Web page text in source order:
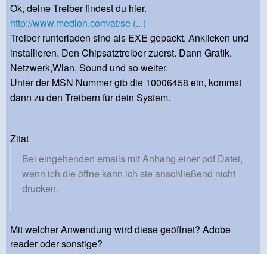
Ok, deine Treiber findest du hier.
http://www.medion.com/at/se (...)
Treiber runterladen sind als EXE gepackt. Anklicken und
installieren. Den Chipsatztreiber zuerst. Dann Grafik,
Netzwerk,Wlan, Sound und so weiter.
Unter der MSN Nummer gib die 10006458 ein, kommst
dann zu den Treibern für dein System.
Zitat
Bei eingehenden emails mit Anhang einer pdf Datei,
wenn ich die öffne kann ich sie anschließend nicht
drucken.
Mit welcher Anwendung wird diese geöffnet? Adobe
reader oder sonstige?